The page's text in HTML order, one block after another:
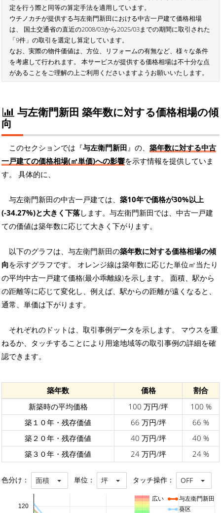
定を行う際と同等の算定手法を適用しています。
ウチノカチが提供する与左衛門新田における中古一戸建て価格相場
は、 国土交通省の直近の2008/03から2025/03までの期間に取引された
「9件」の取引を選定し算定しています。
なお、実際の物件価値は、方位、リフォームの有無など、様々な条件
を考慮して行われます。 本サービスが提供する価格相場は不十分な点
があることをご理解の上ご利用くださいますようお願いいたします。
与左衛門新田 築年数に対する価格相場の傾
向
このセクションでは『与左衛門新田』の、 築年数に対する中古
一戸建ての価格相場(㎡単価)への影響を示す情報を提供していま
す。 具体的に、
与左衛門新田の中古一戸建ては、 築10年で価格が30%以上
(-34.27%)と大きく下落します。与左衛門新田では、中古一戸建
ての価値は築年数に応じて大きく下がります。
以下のグラフは、与左衛門新田の築年数に対する価格相場の傾
向を示すグラフです。 オレンジ線は築年数に応じた単位㎡当たり
の平均中古一戸建て価格(最小乖離線)を示します。 面積、駅から
の距離等に応じて変化し、例えば、駅からの距離が遠くなると、
通常、単価は下がります。
それぞれのドットは、取引事例データを示します。 マウスを重
ねるか、タッチすることにより用途地域等の取引事例の詳細を確
認できます。
築年数 価格
割合
新築時の平均価格
100 万円/坪
100 %
築１０年・残存価値
66 万円/坪
66 %
築２０年・残存価値
40 万円/坪
40 %
築３０年・残存価値
24 万円/坪 24 %
色分け： 面積 単位： 坪 タッチ操作： OFF
120
与左衛門新田
葵区
広い